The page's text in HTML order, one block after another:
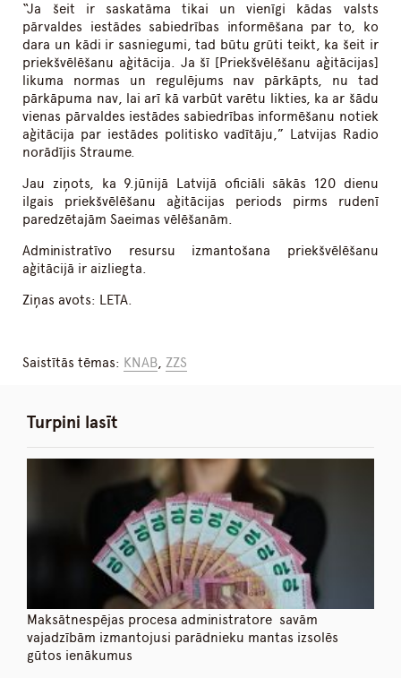
“Ja šeit ir saskatāma tikai un vienīgi kādas valsts
pārvaldes iestādes sabiedrības informēšana par to, ko
dara un kādi ir sasniegumi, tad būtu grūti teikt, ka šeit ir
priekšvēlēšanu aģitācija. Ja šī [Priekšvēlēšanu aģitācijas]
likuma normas un regulējums nav pārkāpts, nu tad
pārkāpuma nav, lai arī kā varbūt varētu likties, ka ar šādu
vienas pārvaldes iestādes sabiedrības informēšanu notiek
aģitācija par iestādes politisko vadītāju,” Latvijas Radio
norādījis Straume.
Jau ziņots, ka 9.jūnijā Latvijā oficiāli sākās 120 dienu
ilgais priekšvēlēšanu aģitācijas periods pirms rudenī
paredzētajām Saeimas vēlēšanām.
Administratīvo resursu izmantošana priekšvēlēšanu
aģitācijā ir aizliegta.
Ziņas avots: LETA.
Saistītās tēmas: KNAB,ZZS
Turpini lasīt
Maksātnespējas procesa administratore savām
vajadzībām izmantojusi parādnieku mantas izsolēs
gūtos ienākumus